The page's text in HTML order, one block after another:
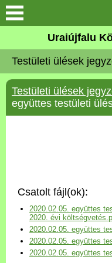
Köszöntő
Elérhetőségek
Uraiújfalu
Választási
Versenyképes
Program
Uraiújfalu
Testületi ülések
Testületi ülések
együttes testületi
Csatolt fájl(ok):
2020.02.05. együttes
2020. évi
2020.02.05. együttes
2020.02.05. együttes
2020.02.05. együttes